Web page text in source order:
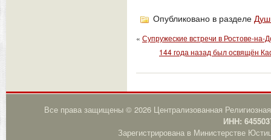
Опубликовано в разделе
« Супружеские встречи в Ростове-на-
144 года назад был освящён
Все права защищены © 2026 Централизованная
ИНН:
Зарегистрирована в Министерстве